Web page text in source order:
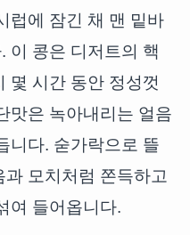
럽에 잠긴 채 맨 밑바
이 콩은 디저트의 핵
몇 시간 동안 정성껏
맛은 녹아내리는 얼음
니다. 숟가락으로 뜰
모치처럼 쫀득하고
여 들어옵니다.